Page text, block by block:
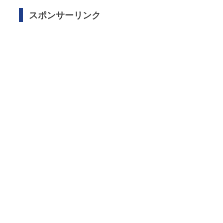
スポンサーリンク